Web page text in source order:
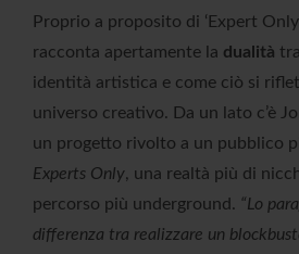
Proprio a proposito di ‘Expert
racconta apertamente la dualità
identità artistica e come ciò si
universo creativo. Da un lato c’è
un progetto rivolto a un pubblico
Experts Only, una realtà più di
percorso più underground. “Lo
differenza tra realizzare un